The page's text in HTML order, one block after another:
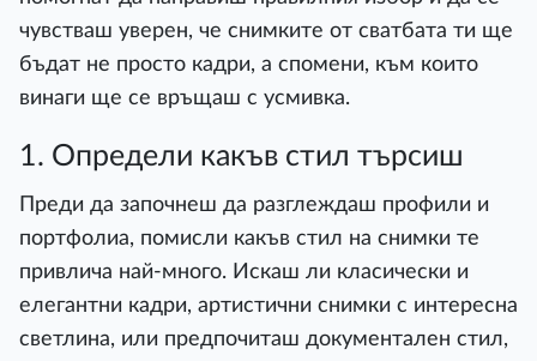
чувстваш уверен, че снимките от сватбата ти ще
бъдат не просто кадри, а спомени, към които
винаги ще се връщаш с усмивка.
1. Определи какъв стил търсиш
Преди да започнеш да разглеждаш профили и
портфолиа, помисли какъв стил на снимки те
привлича най-много. Искаш ли класически и
елегантни кадри, артистични снимки с интересна
светлина, или предпочиташ документален стил,